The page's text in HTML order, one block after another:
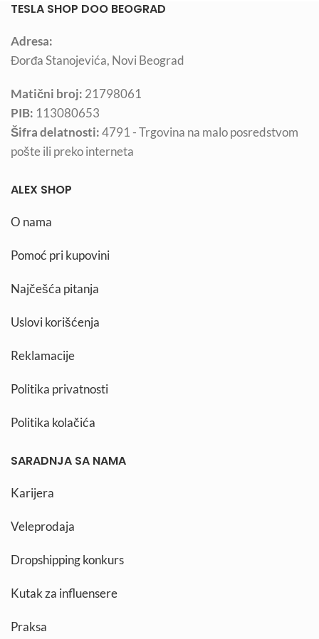
TESLA SHOP DOO BEOGRAD
Adresa:
Đorđa Stanojevića, Novi Beograd
Matični broj: 21798061
PIB: 113080653
Šifra delatnosti:4791 - Trgovina na malo posredstvom
pošte ili preko interneta
ALEX SHOP
O nama
Pomoć pri kupovini
Najčešća pitanja
Uslovi korišćenja
Reklamacije
Politika privatnosti
Politika kolačića
SARADNJA SA NAMA
Karijera
Veleprodaja
Dropshipping konkurs
Kutak za influensere
Praksa